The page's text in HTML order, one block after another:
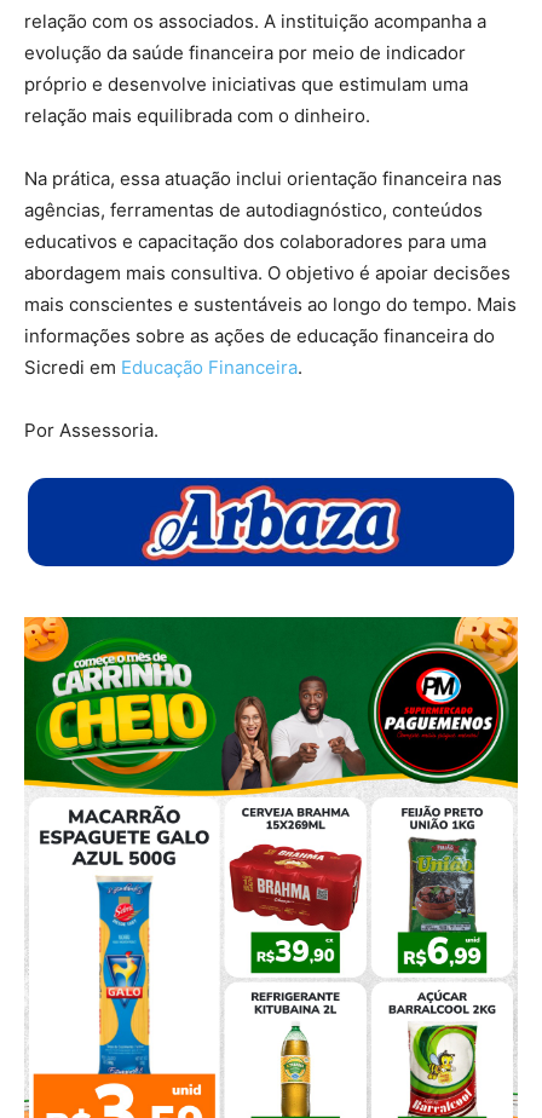
relação com os associados. A instituição acompanha a
evolução da saúde financeira por meio de indicador
próprio e desenvolve iniciativas que estimulam uma
relação mais equilibrada com o dinheiro.
Na prática, essa atuação inclui orientação financeira nas
agências, ferramentas de autodiagnóstico, conteúdos
educativos e capacitação dos colaboradores para uma
abordagem mais consultiva. O objetivo é apoiar decisões
mais conscientes e sustentáveis ao longo do tempo. Mais
informações sobre as ações de educação financeira do
Sicredi em Educação Financeira.
Por Assessoria.